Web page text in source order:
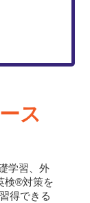
ス
学習、外
検®対策を
得できる